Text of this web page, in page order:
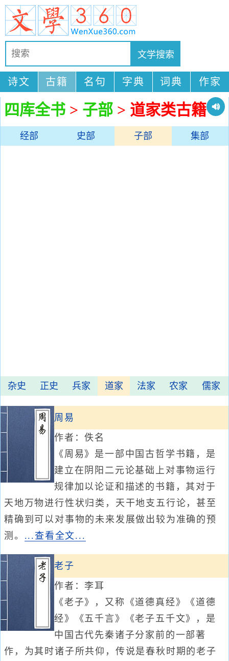
诗文 古籍 名句 字典 词典 作家
四库全书 > 子部 > 道家类古籍
经部 史部 子部 集部
杂史 正史 兵家 道家 法家 农家 儒家
周易
作者：佚名
《周易》是一部中国古哲学书籍，是
建立在阴阳二元论基础上对事物运行
规律加以论证和描述的书籍，其对于
天地万物进行性状归类，天干地支五行论，甚至
精确到可以对事物的未来发展做出较为准确的预
测。 ...查看全文...
老子
作者：李耳
《老子》，又称《道德真经》《道德
经》《五千言》《老子五千文》，是
中国古代先秦诸子分家前的一部著
作，为其时诸子所共仰，传说是春秋时期的老子